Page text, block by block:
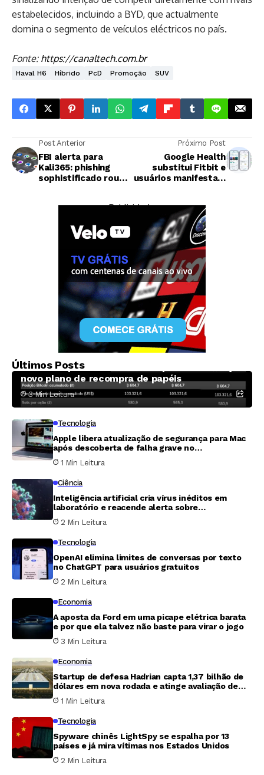
estabelecidos, incluindo a BYD, que actualmente
domina o segmento de veículos eléctricos no país.
Fonte: https://canaltech.com.br
Haval H6 Híbrido PcD Promoção SUV
Post Anterior
FBI alerta para
Kali365: phishing
sophistificado rouba
Próximo Post
Google Health
substitui Fitbit e
usuários manifestam
— Publicidade —
Últimos Posts
Méliuz amplia fatia de Bitcoin por cota e lança
novo plano de recompra de papéis
3 Min Leitura
Tecnologia
Apple libera atualização de segurança para Mac
após descoberta de falha grave no
Compartilhamento de Tela
1 Min Leitura
Ciência
Inteligência artificial cria vírus inéditos em
laboratório e reacende alerta sobre
biossegurança
2 Min Leitura
Tecnologia
OpenAI elimina limites de conversas por texto
no ChatGPT para usuários gratuitos
2 Min Leitura
Economia
A aposta da Ford em uma picape elétrica barata
e por que ela talvez não baste para virar o jogo
3 Min Leitura
Economia
Startup de defesa Hadrian capta 1,37 bilhão de
dólares em nova rodada e atinge avaliação de
7,87 bilhões
1 Min Leitura
Tecnologia
Spyware chinês LightSpy se espalha por 13
países e já mira vítimas nos Estados Unidos
2 Min Leitura